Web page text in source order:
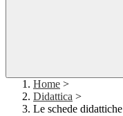
Home >
Didattica >
Le schede didattiche